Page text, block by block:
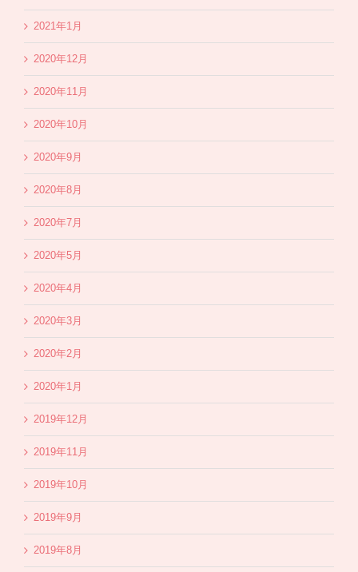
2021年1月
2020年12月
2020年11月
2020年10月
2020年9月
2020年8月
2020年7月
2020年5月
2020年4月
2020年3月
2020年2月
2020年1月
2019年12月
2019年11月
2019年10月
2019年9月
2019年8月